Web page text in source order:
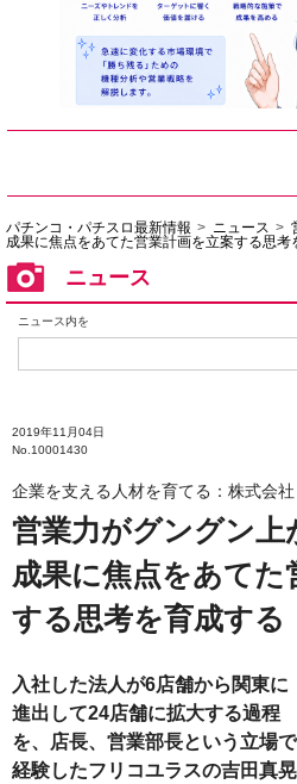
パチンコ・パチスロ最新情報 ニュース
成果に焦点をあてた営業計画を立案する思考
ニュース
ニュース内を
2019年11月04日
No.10001430
企業を支える人材を育てる：株式会
営業力がグングン
成果に焦点をあてた
する思考を育成する
入社した法人が6店舗から関東に
進出して24店舗に拡大する過程
を、店長、営業部長という立場で
経験したフリコユラスの吉田真晃